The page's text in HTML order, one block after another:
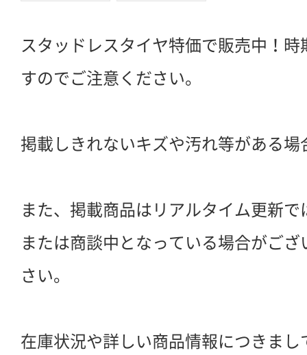
スタッドレスタイヤ特価で販売中！
すのでご注意ください。
掲載しきれないキズや汚れ等がある場
また、掲載商品はリアルタイム更新
または商談中となっている場合がご
さい。
在庫状況や詳しい商品情報につきま